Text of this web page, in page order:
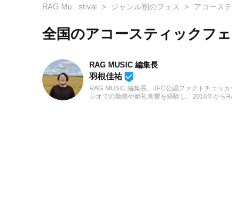
RAG Mu...stival ジャンル別のフェス アコース
全国のアコースティックフェ
RAG MUSIC 編集長
羽根佳祐 beenhere
RAG MUSIC 編集長。JFC公認ファクトチェッカ
ジオでの勤務や婚礼音響を経験し、2016年から